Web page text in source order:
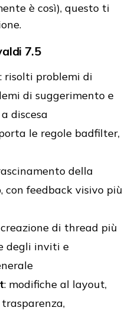
è così), questo ti
7.5
: risolti problemi di
di suggerimento e
discesa
le regole badfilter,
della
con feedback visivo più
di thread più
degli inviti e
: modifiche al layout,